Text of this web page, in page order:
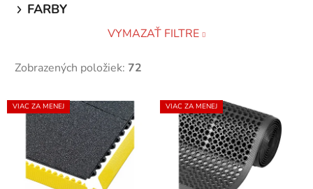
FARBY
VYMAZAŤ FILTRE
Zobrazených položiek: 72
V
ý
VIAC ZA MENEJ VIAC ZA MENEJ